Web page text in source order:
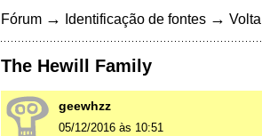
Fórum → Identificação de fontes →
The Hewill Family
geewhzz
05/12/2016 às 10:51